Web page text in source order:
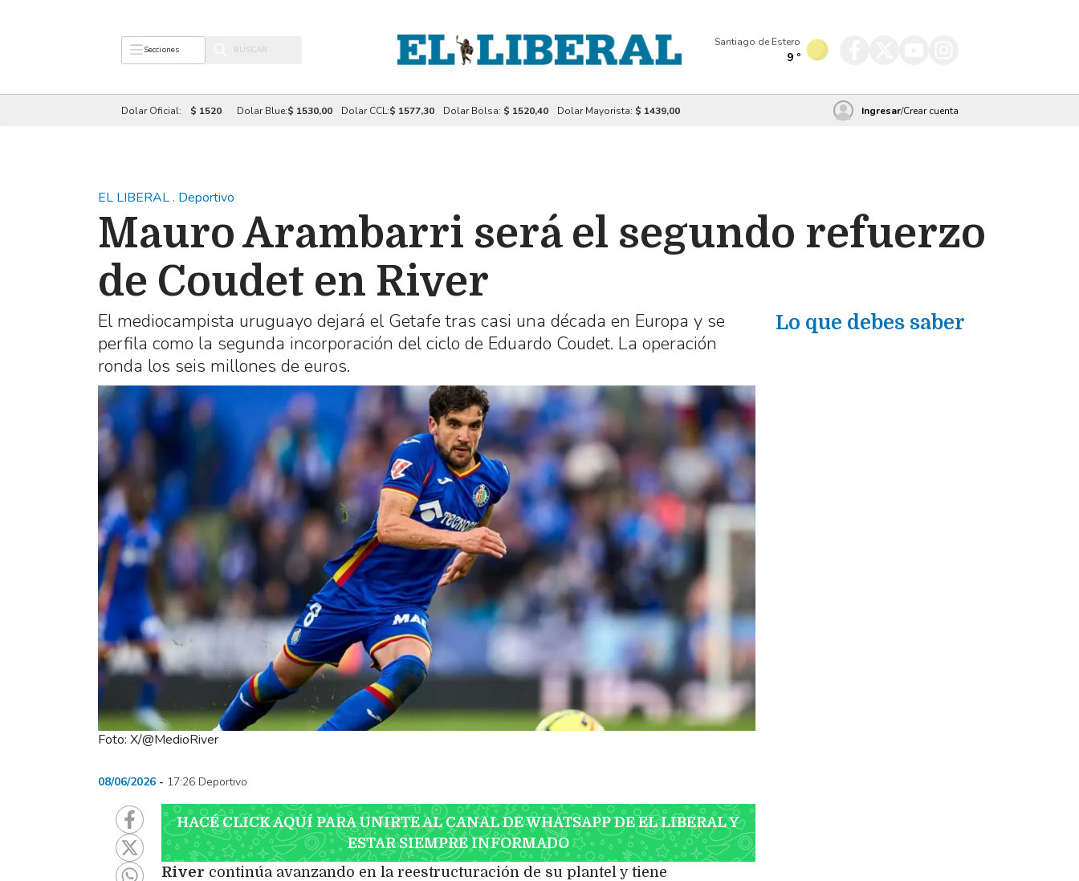
Secciones
Santiago de Estero
9 º
Dolar Oficial: $ 1520 Dolar Blue:$ 1530,00 Dolar CCL:$ 1577,30 Dolar Bolsa: $ 1520,40 Dolar Mayorista: $ 1439,00 Ingresar/Crear cuenta
EL LIBERAL. Deportivo
Mauro Arambarri será el segundo refuerzo
de Coudet en River
El mediocampista uruguayo dejará el Getafe tras casi una década en Europa y se
perfila como la segunda incorporación del ciclo de Eduardo Coudet. La operación
ronda los seis millones de euros.
Foto: X/@MedioRiver
08/06/2026 17:26 Deportivo
HACÉ CLICK AQUÍ PARA UNIRTE AL CANAL DE WHATSAPP DE EL LIBERAL Y
ESTAR SIEMPRE INFORMADO
River continúa avanzando en la reestructuración de su plantel y tiene
Lo que debes saber